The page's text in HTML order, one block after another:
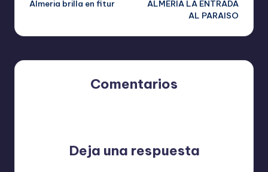
de
entradas
Almeria brilla en fitur
ALMERIA LA ENTRADA
AL PARAISO
Comentarios
Deja una respuesta